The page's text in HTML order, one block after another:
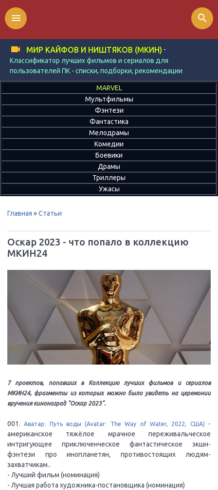
МИР КАЙФОВ И НИШТЯКОВ (МКИН) -
Классификатор лучших фильмов и сериалов для
пользователей ПК - списки, подборки, рекомендации
menu search
MARVEL
Мультфильмы
Фэнтези
Фантастика
Мелодрамы
Комедии
Боевики
Драмы
Триллеры
Ужасы
Главная »Статьи
Оскар 2023 - что попало в коллекцию
МКИН24
7 проектов, попавших в Коллекцию лучших фильмов и сериалов
МКИН24, фрагменты из которых можно было увидеть на церемонии
вручения кинонаград "Оскар 2023".
001.Аватар: Путь воды (Avatar: The Way of Water, 2022, США)
-
американское тяжёлое мрачное переживальческое
интригующее приключенческое фантастическое экшн-
фэнтези про инопланетян, противостоящих людям-
захватчикам..
- Лучший фильм (номинация)
- Лучшая работа художника-постановщика (номинация)